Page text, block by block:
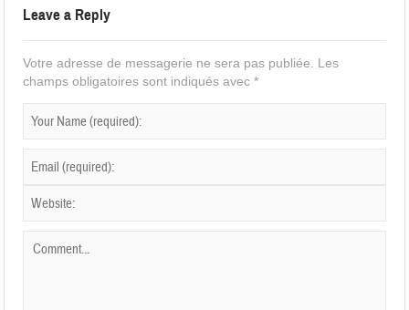
Leave a Reply
Votre adresse de messagerie ne sera pas publiée. Les
champs obligatoires sont indiqués avec*